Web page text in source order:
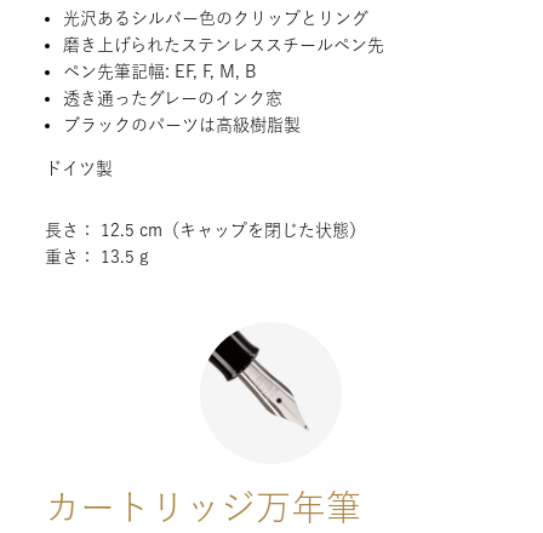
光沢あるシルバー色のクリップとリング
磨き上げられたステンレススチールペン先
ペン先筆記幅: EF, F, M, B
透き通ったグレーのインク窓
ブラックのパーツは高級樹脂製
ドイツ製
長さ： 12.5 cm（キャップを閉じた状態）
重さ： 13.5 g
カートリッジ万年筆